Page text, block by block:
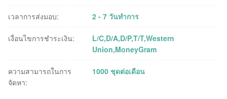
เวลาการส่งมอบ: 2 - 7 วันทำการ
เงื่อนไขการชำระเงิน:
L/C,D/A,D/P,T/T,Western
Union,MoneyGram
ความสามารถในการ
จัดหา:
1000 ชุดต่อเดือน